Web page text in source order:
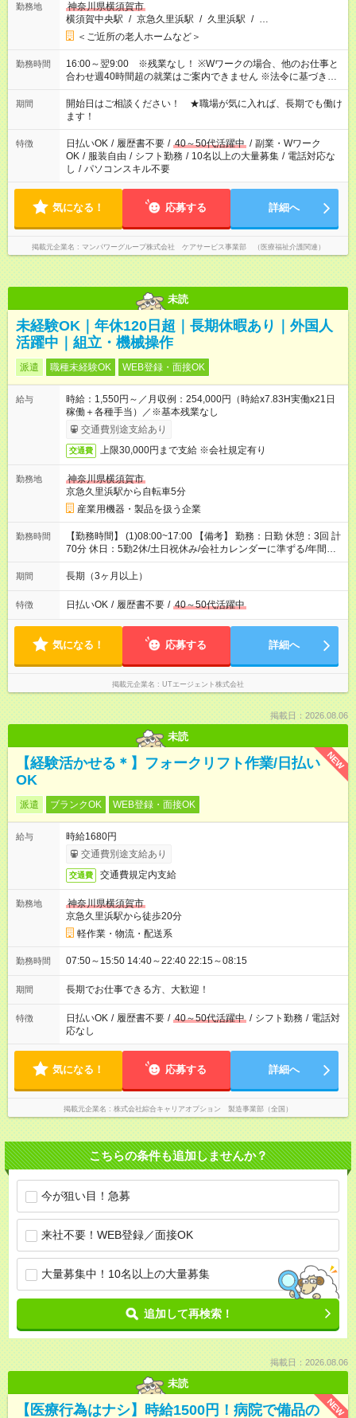
勤務地
神奈川県横須賀市
横須賀中央駅 / 京急久里浜駅 / 久里浜駅 / …
＜ご近所の老人ホームなど＞
勤務時間
16:00～翌9:00 ※残業なし！ ※Wワークの場合、他のお仕事と
合わせ週40時間超の就業はご案内できません ※法令に基づき、
週20時間以上勤務は社会保険への加入対象となります ※労働者
派遣法（日雇い派遣の原則禁止）により、短時間・短期間の就
業はご案内が難しい場合があります
期間
開始日はご相談ください！ ★職場が気に入れば、長期でも働け
ます！
特徴 日払いOK / 履歴書不要 / 40～50代活躍中 / 副業・Wワーク
OK / 服装自由 / シフト勤務 / 10名以上の大量募集 / 電話対応な
し / パソコンスキル不要
気になる！ 応募する 詳細へ
掲載元企業名 マンパワーグループ株式会社 ケアサービス事業部 （医療福祉介護関連）
未読
未経験OK｜年休120日超｜長期休暇あり｜外国人
活躍中｜組立・機械操作
派遣 職種未経験OK WEB登録・面接OK
給与
時給：1,550円～／月収例：254,000円（時給x7.83H実働x21日
稼働＋各種手当）／※基本残業なし
交通費別途支給あり
交通費 上限30,000円まで支給 ※会社規定有り
勤務地
神奈川県横須賀市
京急久里浜駅から自転車5分
産業用機器・製品を扱う企業
勤務時間
【勤務時間】 (1)08:00~17:00 【備考】 勤務：日勤 休憩：3回 計
70分 休日：5勤2休/土日祝休み/会社カレンダーに準ずる/年間休
日125日 休暇：GW休暇・夏季休暇・年末年始休暇
期間 長期（3ヶ月以上）
特徴 日払いOK / 履歴書不要 / 40～50代活躍中
気になる！ 応募する 詳細へ
掲載元企業名 UTエージェント株式会社
掲載日：2026.08.06
未読
NEW
【経験活かせる＊】フォークリフト作業/日払い
OK
派遣 ブランクOK WEB登録・面接OK
給与
時給1680円
交通費別途支給あり
交通費 交通費規定内支給
勤務地
神奈川県横須賀市
京急久里浜駅から徒歩20分
軽作業・物流・配送系
勤務時間 07:50～15:50 14:40～22:40 22:15～08:15
期間 長期でお仕事できる方、大歓迎！
特徴 日払いOK / 履歴書不要 / 40～50代活躍中 / シフト勤務 / 電話対
応なし
気になる！ 応募する 詳細へ
掲載元企業名 株式会社綜合キャリアオプション 製造事業部（全国）
こちらの条件も追加しませんか？
今が狙い目！急募
来社不要！WEB登録／面接OK
大量募集中！10名以上の大量募集
追加して再検索！
掲載日：2026.08.06
未読
NEW
【医療行為はナシ】時給1500円！病院で備品の